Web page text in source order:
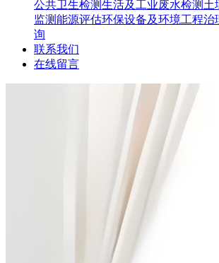
公共卫生检测生活及工业废水检测 土
监测能源评估环保设备及环境工程治
询
联系我们
在线留言